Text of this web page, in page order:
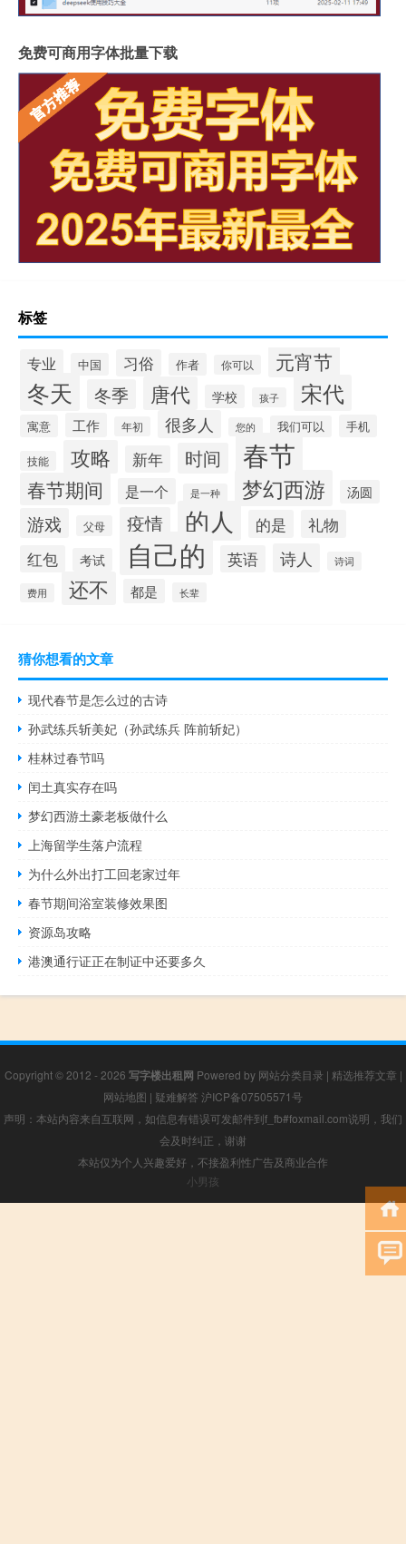
免费可商用字体批量下载
标签
专业 中国 习俗 作者 你可以 元宵节
冬天 冬季 唐代 学校 孩子 宋代
寓意 工作 年初 很多人 您的 我们可以 手机
技能 攻略 新年 时间 春节
春节期间 是一个 是一种 梦幻西游 汤圆
游戏 父母 疫情 的人 的是 礼物
红包 考试 自己的 英语 诗人 诗词
费用 还不 都是 长辈
猜你想看的文章
现代春节是怎么过的古诗
孙武练兵斩美妃（孙武练兵 阵前斩妃）
桂林过春节吗
闰土真实存在吗
梦幻西游土豪老板做什么
上海留学生落户流程
为什么外出打工回老家过年
春节期间浴室装修效果图
资源岛攻略
港澳通行证正在制证中还要多久
Copyright © 2012 - 2026 写字楼出租网 Powered by 网站分类目录 | 精选推荐文章 |
网站地图 | 疑难解答 沪ICP备07505571号
声明：本站内容来自互联网，如信息有错误可发邮件到f_fb#foxmail.com说明，我们
会及时纠正，谢谢
本站仅为个人兴趣爱好，不接盈利性广告及商业合作
小男孩